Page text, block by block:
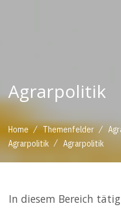
Agrarpolitik
Home / Themenfelder /
Agrarpolitik / Agrarpolitik
In diesem Bereich